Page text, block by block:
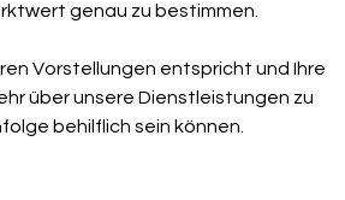
genau zu bestimmen.
Vorstellungen entspricht und Ihre
über unsere Dienstleistungen zu
behilflich sein können.